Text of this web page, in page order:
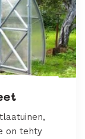
on tehty